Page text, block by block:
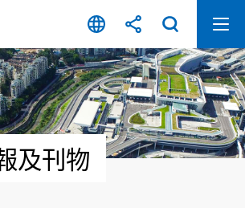
及刊物